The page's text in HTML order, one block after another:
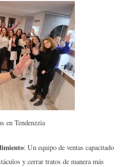
en Tendenzzia
: Un equipo de ventas capacitado
y cerrar tratos de manera más